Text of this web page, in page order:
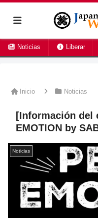
Noticias Liberar
Inicio Noticias
[Información del
EMOTION by
Noticias